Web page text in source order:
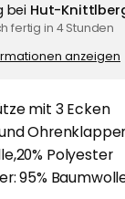
bei Hut-
fertig in 4 Stunden
anzeigen
mit 3 Ecken
Polyester
95%